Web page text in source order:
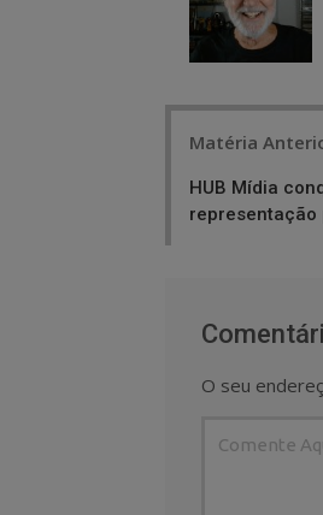
Matéria
HUB Mídia
representação
O seu